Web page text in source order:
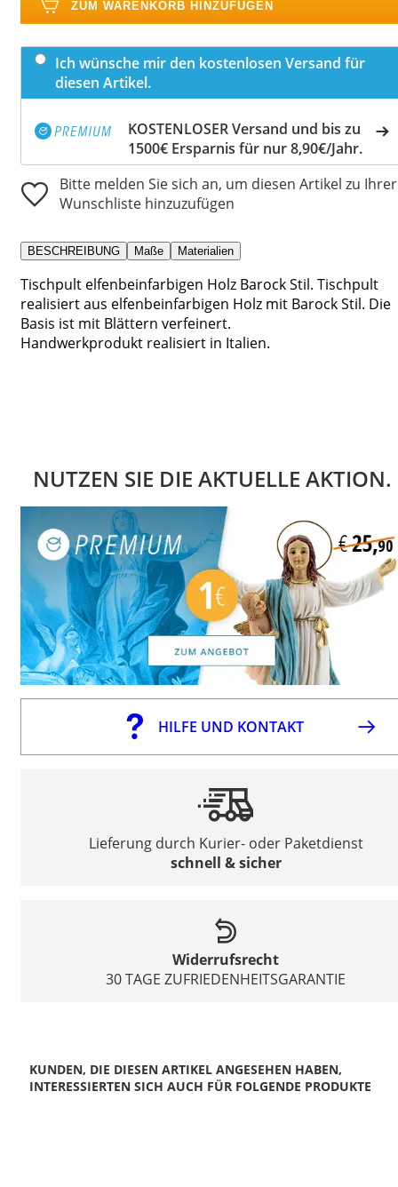
ZUM WARENKORB HINZUFÜGEN
Ich wünsche mir den kostenlosen Versand für
diesen Artikel.
KOSTENLOSER Versand und bis zu
1500€ Ersparnis für nur 8,90€/Jahr.
Bitte melden Sie sich an, um diesen Artikel zu Ihrer
Wunschliste hinzuzufügen
BESCHREIBUNG Maße Materialien
Tischpult elfenbeinfarbigen Holz Barock Stil. Tischpult
realisiert aus elfenbeinfarbigen Holz mit Barock Stil. Die
Basis ist mit Blättern verfeinert.
Handwerkprodukt realisiert in Italien.
NUTZEN SIE DIE AKTUELLE AKTION.
HILFE UND KONTAKT
Lieferung durch Kurier- oder Paketdienst
schnell & sicher
Widerrufsrecht
30 TAGE ZUFRIEDENHEITSGARANTIE
KUNDEN, DIE DIESEN ARTIKEL ANGESEHEN HABEN,
INTERESSIERTEN SICH AUCH FÜR FOLGENDE PRODUKTE